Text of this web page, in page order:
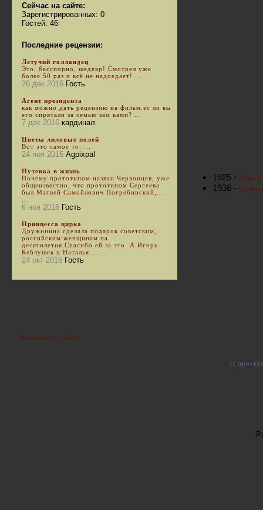
1925 -
1936 -
Сейчас на сайте:
Зарегистрированных: 0
Гостей: 46
Последние рецензии:
Летучий голландец
Это, бесспорно, шедевр! Смотрел уже
более 50 раз и всё не надоедает! ...
26 дек 2016 Гость
Агент президента
как можно дать рецензию на фильм.ес ли вы
его спрятали за семью зам ками? ...
7 дек 2016 кардинал
Цветы лиловые полей
Вот это самое то. ...
24 ноя 2016 Agpixpal
Путевка в жизнь
Почему прототипом назван Червонцев, уже
общеизвестно, что прототипом Сергеева
был Матвей Самойлович Погребинский,...
6 ноя 2016 Гость
Принцесса цирка
Дружинина сделала подарок советским,
российским женщинам на
десятилетия.Спасибо ей за это. А Игорь
Кеблушек и Наталья... ...
24 окт 2016 Гость
Реклама на сайте
О